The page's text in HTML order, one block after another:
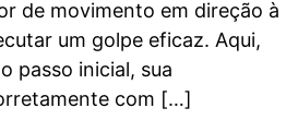
de movimento em direção à
um golpe eficaz. Aqui,
passo inicial, sua
com […]